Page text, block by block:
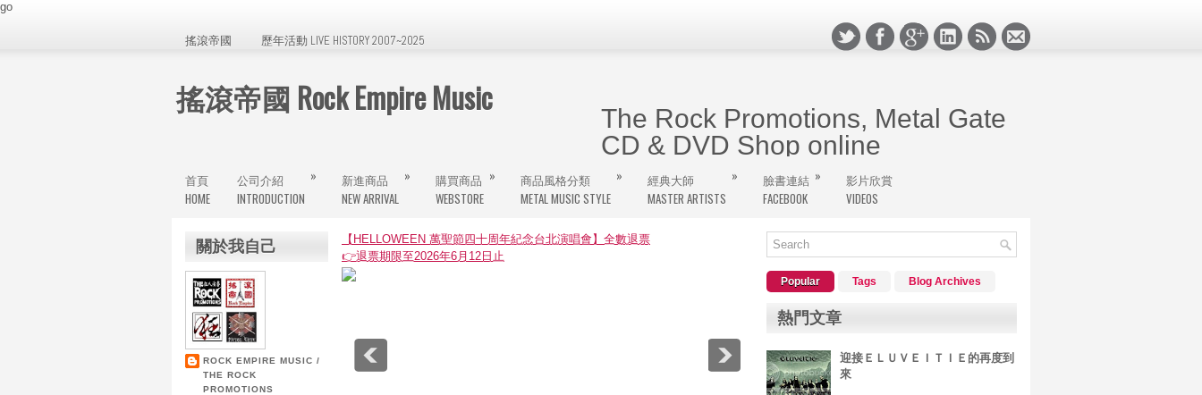
go
搖滾帝國 歷年活動 LIVE HISTORY 2007~2025
搖滾帝國 Rock Empire Music
The Rock Promotions, Metal Gate
CD & DVD Shop online
曾經在The Wall、饒河街旁的金屬極境挖寶的搖滾客們，堅持的心永遠不滅，新版的
網購將逐步更新，大家千萬記得這個屬於搖滾客的天地。
首頁
HOME
公司介紹
INTRODUCTION
»
新進商品
NEW ARRIVAL
»
購買商品
WEBSTORE
»
商品風格分類
METAL MUSIC STYLE
»
經典大師
MASTER ARTISTS
»
臉書連結
FACEBOOK
»
影片欣賞
VIDEOS
關於我自己
ROCK EMPIRE MUSIC /
THE ROCK
PROMOTIONS
【HELLOWEEN 萬聖節四十周年紀念台北演唱會】全數退票
👉退票期限至2026年6月12日止
Popular Tags Blog Archives
熱門文章
迎接ＥＬＵＶＥＩＴＩＥ的再度到
來